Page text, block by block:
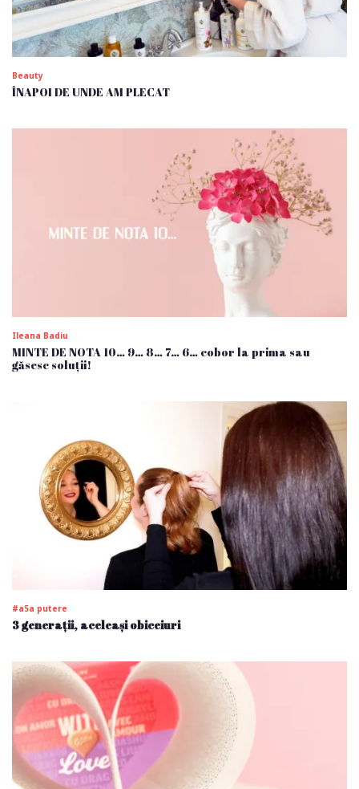
Beauty
ÎNAPOI DE UNDE AM PLECAT
Ileana Badiu
MINTE DE NOTA 10… 9… 8… 7… 6… cobor la prima sau
găsesc soluții!
#a5a putere
3 generații, aceleași obiceiuri